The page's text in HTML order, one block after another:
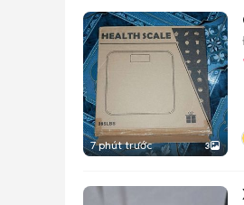
7 phút trước 3